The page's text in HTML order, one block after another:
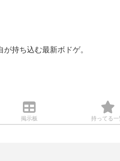
持ち込む最新ボドゲ。
掲示板 持ってる一